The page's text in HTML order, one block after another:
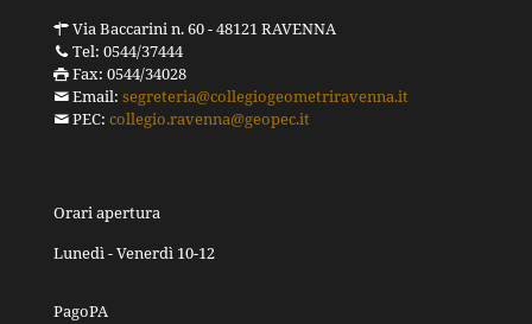
Via Baccarini n. 60 - 48121 RAVENNA
Tel: 0544/37444
Fax: 0544/34028
Email: segreteria@collegiogeometriravenna.it
PEC: collegio.ravenna@geopec.it
Orari apertura
Lunedì - Venerdì 10-12
PagoPA